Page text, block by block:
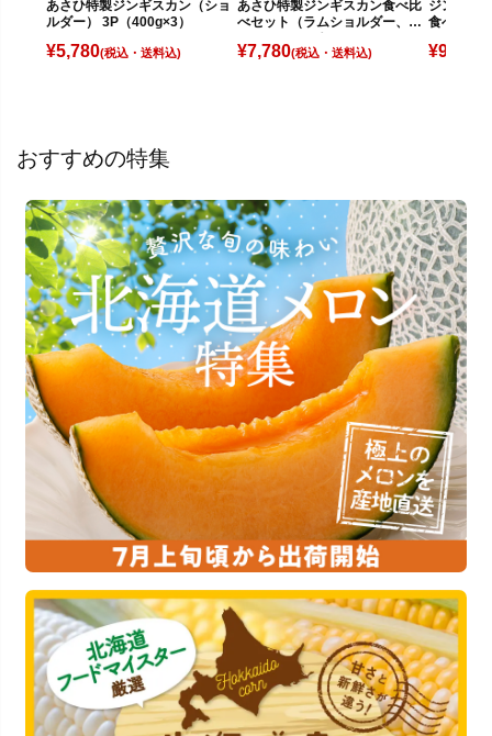
あさひ特製ジンギスカン（ショ
ルダー） 3P（400g×3）
¥5,780(税込)
あさひ特製ジンギスカン食べ比
べセット（ラムショルダー、ロ
¥7,780(税込)
ジンギス
食べ比べ
¥9,880
おすすめの特集